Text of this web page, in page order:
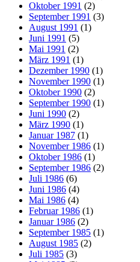
Oktober 1991 (2)
September 1991 (3)
August 1991 (1)
Juni 1991 (5)
Mai 1991 (2)
März 1991 (1)
Dezember 1990 (1)
November 1990 (1)
Oktober 1990 (2)
September 1990 (1)
Juni 1990 (2)
März 1990 (1)
Januar 1987 (1)
November 1986 (1)
Oktober 1986 (1)
September 1986 (2)
Juli 1986 (6)
Juni 1986 (4)
Mai 1986 (4)
Februar 1986 (1)
Januar 1986 (2)
September 1985 (1)
August 1985 (2)
Juli 1985 (3)